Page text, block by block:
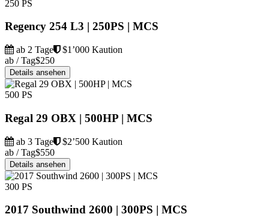
250 PS
Regency 254 L3 | 250PS | MCS
ab 2 Tage
$1’000 Kaution
ab / Tag$250
Details ansehen
500 PS
Regal 29 OBX | 500HP | MCS
ab 3 Tage
$2’500 Kaution
ab / Tag$550
Details ansehen
300 PS
2017 Southwind 2600 | 300PS | MCS